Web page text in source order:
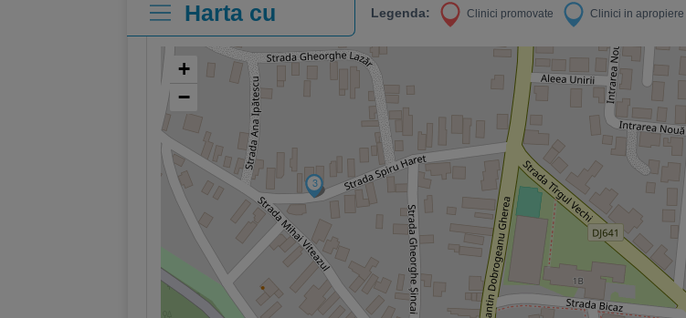
Harta cu
clinici
Legenda: Clinici promovate Clinici in apropiere
2
3
+
−